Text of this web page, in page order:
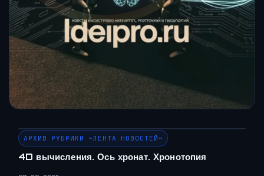
АРХИВ РУБРИКИ ~ЛЕНТА НОВОСТЕЙ~
4D вычисления. Ось хронат. Хронотопия